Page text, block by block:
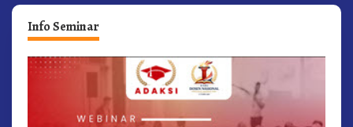
Info Seminar